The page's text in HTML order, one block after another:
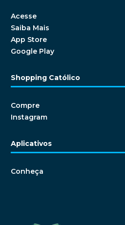
Acesse
Saiba Mais
App Store
Google Play
Shopping Católico
Compre
Instagram
Aplicativos
Conheça